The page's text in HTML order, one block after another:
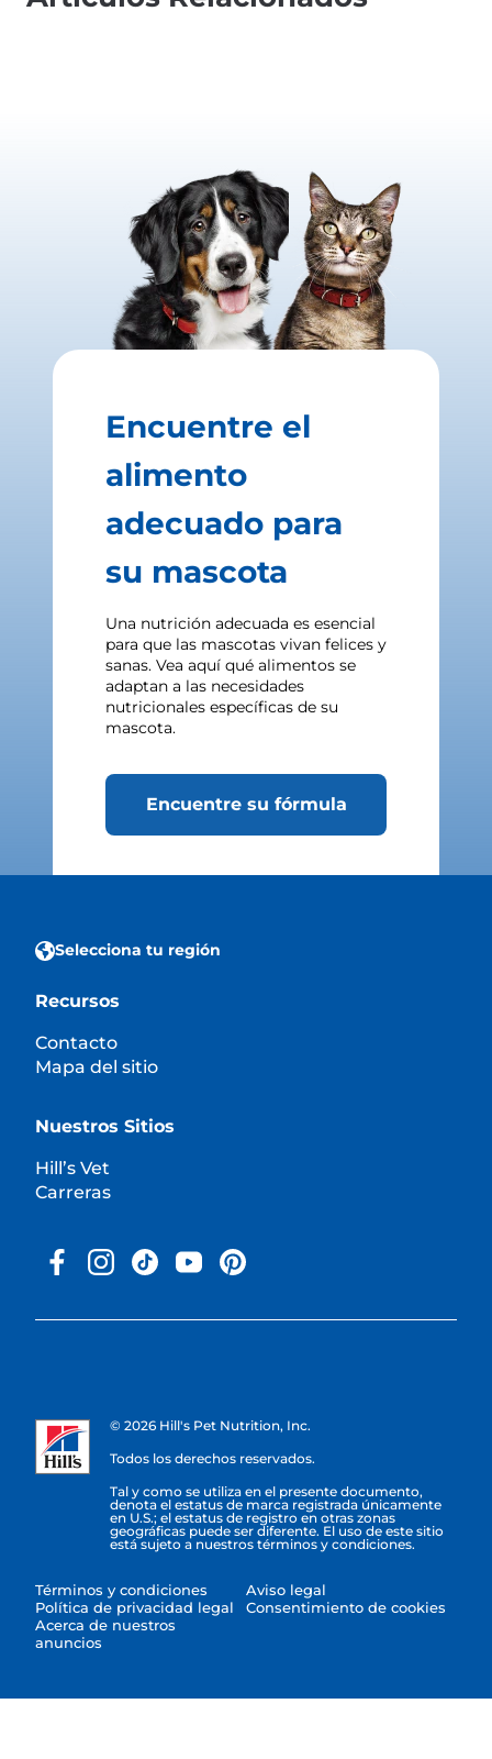
Encuentre el
alimento
adecuado para
su mascota
Una nutrición adecuada es esencial
para que las mascotas vivan felices y
sanas. Vea aquí qué alimentos se
adaptan a las necesidades
nutricionales específicas de su
mascota.
Encuentre su fórmula
Selecciona tu región
Recursos
Contacto
Mapa del sitio
Nuestros Sitios
Hill’s Vet
Carreras
© 2026 Hill's Pet Nutrition, Inc.
Todos los derechos reservados.
Tal y como se utiliza en el presente documento,
denota el estatus de marca registrada únicamente
en U.S.; el estatus de registro en otras zonas
geográficas puede ser diferente. El uso de este sitio
está sujeto a nuestros términos y condiciones.
Términos y condiciones
Política de privacidad legal
Acerca de nuestros
anuncios
Aviso legal
Consentimiento de cookies